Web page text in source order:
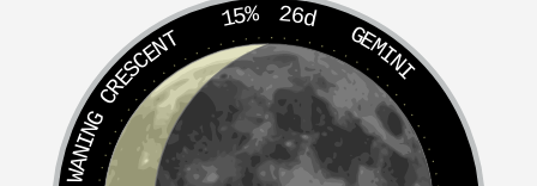
15% 26d
GEMINI
WANING CRESCENT